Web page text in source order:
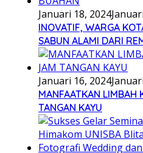
Januari 18, 2024
INOVATIF, WARGA
SABUN ALAMI DARI
Januari 16, 2024
MANFAATKAN LIMBAH
TANGAN KAYU